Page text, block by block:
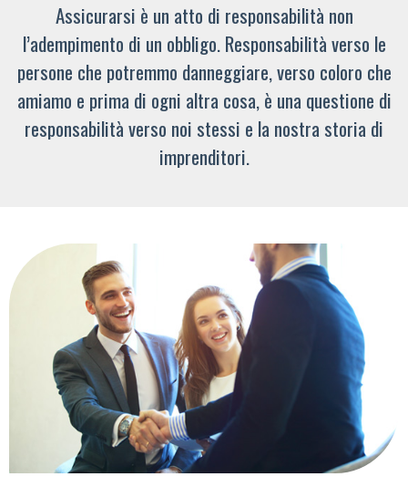
Assicurarsi è un atto di responsabilità non
l’adempimento di un obbligo. Responsabilità verso le
persone che potremmo danneggiare, verso coloro che
amiamo e prima di ogni altra cosa, è una questione di
responsabilità verso noi stessi e la nostra storia di
imprenditori.